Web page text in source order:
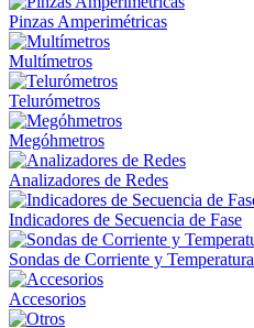
Pinzas Amperimétricas
Multímetros
Telurómetros
Megóhmetros
Analizadores de Redes
Indicadores de Secuencia de Fase
Sondas de Corriente y Temperatura
Accesorios